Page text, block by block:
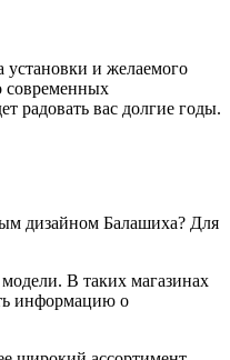
и желаемого
современных
радовать вас долгие годы.
дизайном Балашиха? Для
В таких магазинах
информацию о